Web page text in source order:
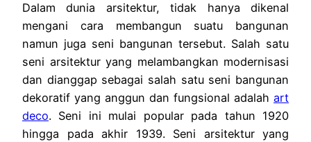
Dalam dunia arsitektur, tidak hanya dikenal
mengani cara membangun suatu bangunan
namun juga seni bangunan tersebut. Salah satu
seni arsitektur yang melambangkan modernisasi
dan dianggap sebagai salah satu seni bangunan
dekoratif yang anggun dan fungsional adalah art
deco. Seni ini mulai popular pada tahun 1920
hingga pada akhir 1939. Seni arsitektur yang